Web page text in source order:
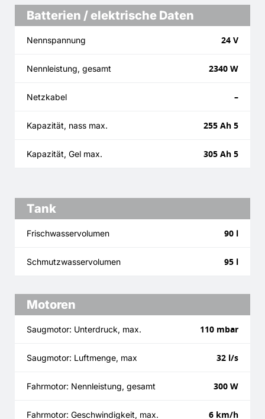
Batterien / elektrische Daten
Nennspannung 24 V
Nennleistung, gesamt 2340 W
Netzkabel –
Kapazität, nass max. 255 Ah 5
Kapazität, Gel max. 305 Ah 5
Tank
Frischwasservolumen 90 l
Schmutzwasservolumen 95 l
Motoren
Saugmotor: Unterdruck, max. 110 mbar
Saugmotor: Luftmenge, max 32 l/s
Fahrmotor: Nennleistung, gesamt 300 W
Fahrmotor: Geschwindigkeit, max. 6 km/h